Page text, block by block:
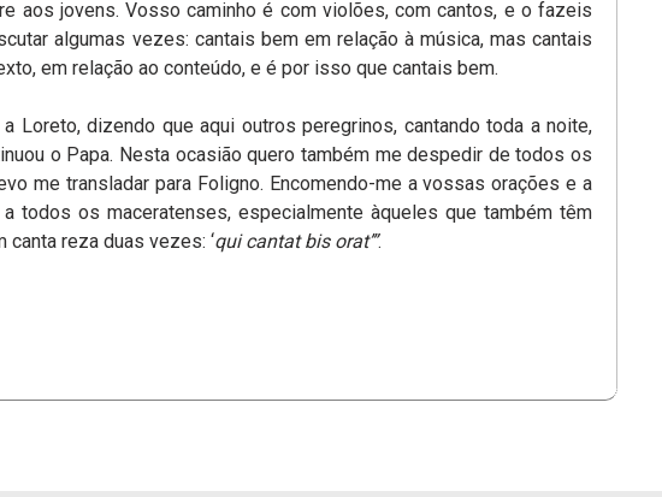
aos jovens. Vosso caminho é com violões, com cantos, e o fazeis
algumas vezes: cantais bem em relação à música, mas cantais
em relação ao conteúdo, e é por isso que cantais bem.
Loreto, dizendo que aqui outros peregrinos, cantando toda a noite,
o Papa. Nesta ocasião quero também me despedir de todos os
me transladar para Foligno. Encomendo-me a vossas orações e a
todos os maceratenses, especialmente àqueles que também têm
reza duas vezes: ‘qui cantat bis orat’”.